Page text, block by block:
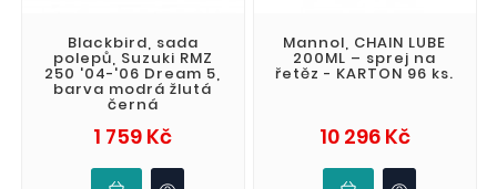
Blackbird, sada
polepů, Suzuki RMZ
250 '04-'06 Dream 5,
barva modrá žlutá
černá
1 759 KčCena
Mannol, CHAIN LUBE
200ML – sprej na
řetěz - KARTON 96 ks.
10 296 KčCena